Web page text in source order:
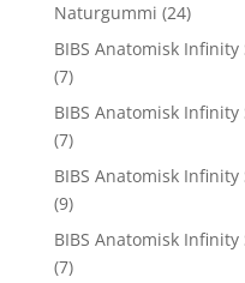
Naturgummi (24)
BIBS Anatomisk Infinity
(7)
BIBS Anatomisk Infinity
(7)
BIBS Anatomisk
(9)
BIBS Anatomisk
(7)